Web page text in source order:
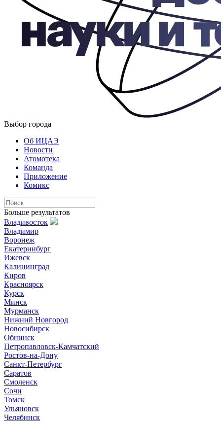
Выбор города
Об ИЦАЭ
Новости
Атомотека
Команда
Приложение
Комикс
Больше результатов
Владивосток
Владимир
Воронеж
Екатеринбург
Ижевск
Калининград
Киров
Красноярск
Курск
Минск
Мурманск
Нижний Новгород
Новосибирск
Обнинск
Петропавловск-Камчатский
Ростов-на-Дону
Санкт-Петербург
Саратов
Смоленск
Сочи
Томск
Ульяновск
Челябинск